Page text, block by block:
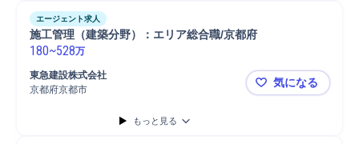
エージェント求人
施工管理（建築分野）：エリア総合職/京都府
180~528万
東急建設株式会社
京都府京都市
施工管理（
気になる
もっと見る